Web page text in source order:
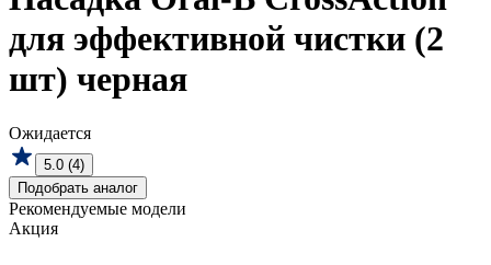
для эффективной чистки (2
шт) черная
Ожидается
5.0 (4)
Подобрать аналог
Рекомендуемые модели
Акция